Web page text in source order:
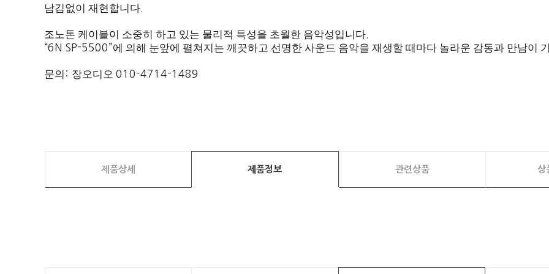
남김없이 재현합니다
조노톤 케이블이 소중히 하고 있는 물리적 특성을 초월한 음악성입니다
“6N SP-5500”에 의해 눈앞에 펼쳐지는 깨끗하고 선명한 사운드 음악을 재생할 때마다 놀라운 감동과 만남이
문의 : 장오디오 010-4714-1489
제품상세 제품정보 관련상품 상